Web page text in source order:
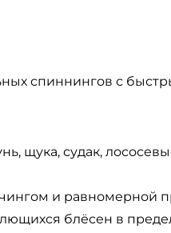
спиннингов с
щука, судак,
и равномерной
блёсен в